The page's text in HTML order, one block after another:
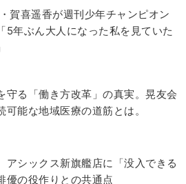
賀喜遥香が週刊少年チャンピオン
5年ぶん大人になった私を見ていた
守る「働き方改革」の真実。晃友会
可能な地域医療の道筋とは。
アシックス新旗艦店に「没入できる
の役作りとの共通点